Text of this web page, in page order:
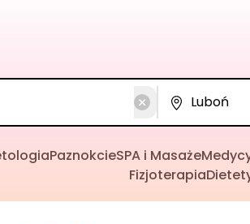
PaznokcieSPA i Masaże
Fizjoterapia